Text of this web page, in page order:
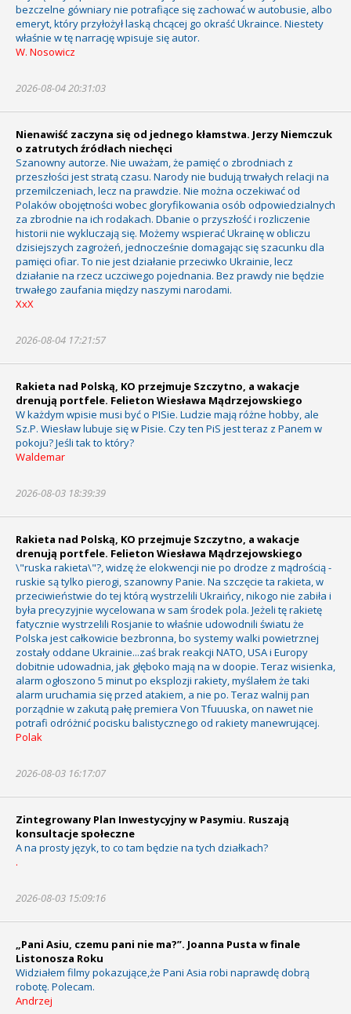
bezczelne gówniary nie potrafiące się zachować w autobusie, albo
emeryt, który przyłożył laską chcącej go okraść Ukraince. Niestety
właśnie w tę narrację wpisuje się autor.
W. Nosowicz
2026-08-04 20:31:03
Nienawiść zaczyna się od jednego kłamstwa. Jerzy Niemczuk
o zatrutych źródłach niechęci
Szanowny autorze. Nie uważam, że pamięć o zbrodniach z
przeszłości jest stratą czasu. Narody nie budują trwałych relacji na
przemilczeniach, lecz na prawdzie. Nie można oczekiwać od
Polaków obojętności wobec gloryfikowania osób odpowiedzialnych
za zbrodnie na ich rodakach. Dbanie o przyszłość i rozliczenie
historii nie wykluczają się. Możemy wspierać Ukrainę w obliczu
dzisiejszych zagrożeń, jednocześnie domagając się szacunku dla
pamięci ofiar. To nie jest działanie przeciwko Ukrainie, lecz
działanie na rzecz uczciwego pojednania. Bez prawdy nie będzie
trwałego zaufania między naszymi narodami.
XxX
2026-08-04 17:21:57
Rakieta nad Polską, KO przejmuje Szczytno, a wakacje
drenują portfele. Felieton Wiesława Mądrzejowskiego
W każdym wpisie musi być o PISie. Ludzie mają różne hobby, ale
Sz.P. Wiesław lubuje się w Pisie. Czy ten PiS jest teraz z Panem w
pokoju? Jeśli tak to który?
Waldemar
2026-08-03 18:39:39
Rakieta nad Polską, KO przejmuje Szczytno, a wakacje
drenują portfele. Felieton Wiesława Mądrzejowskiego
\"ruska rakieta\"?, widzę że elokwencji nie po drodze z mądrością -
ruskie są tylko pierogi, szanowny Panie. Na szczęcie ta rakieta, w
przeciwieństwie do tej którą wystrzelili Ukraińcy, nikogo nie zabiła i
była precyzyjnie wycelowana w sam środek pola. Jeżeli tę rakietę
fatycznie wystrzelili Rosjanie to właśnie udowodnili światu że
Polska jest całkowicie bezbronna, bo systemy walki powietrznej
zostały oddane Ukrainie...zaś brak reakcji NATO, USA i Europy
dobitnie udowadnia, jak głęboko mają na w doopie. Teraz wisienka,
alarm ogłoszono 5 minut po eksplozji rakiety, myślałem że taki
alarm uruchamia się przed atakiem, a nie po. Teraz walnij pan
porządnie w zakutą pałę premiera Von Tfuuuska, on nawet nie
potrafi odróżnić pocisku balistycznego od rakiety manewrującej.
Polak
2026-08-03 16:17:07
Zintegrowany Plan Inwestycyjny w Pasymiu. Ruszają
konsultacje społeczne
A na prosty język, to co tam będzie na tych działkach?
.
2026-08-03 15:09:16
„Pani Asiu, czemu pani nie ma?”. Joanna Pusta w finale
Listonosza Roku
Widziałem filmy pokazujące,że Pani Asia robi naprawdę dobrą
robotę. Polecam.
Andrzej